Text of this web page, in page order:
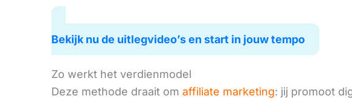
Bekijk nu de uitlegvideo’s en start in jouw tempo
Zo werkt het verdienmodel
Deze methode draait om affiliate marketing: jij promoot